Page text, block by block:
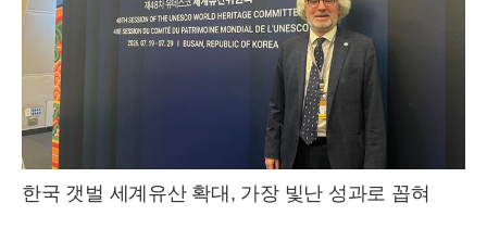
한국 갯벌 세계유산 확대, 가장 빛난 성과로 꼽혀